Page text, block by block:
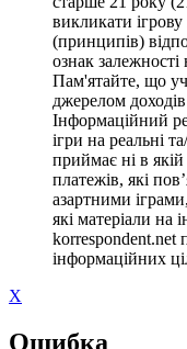
викликати
(принципів)
ознак залежності
Пам'ятайте, що
джерелом
Інформаційний
ігри на реальні
приймає ні в
платежів, які
азартними
які матеріали на
korrespondent.net
інформаційних
X
Ошибка